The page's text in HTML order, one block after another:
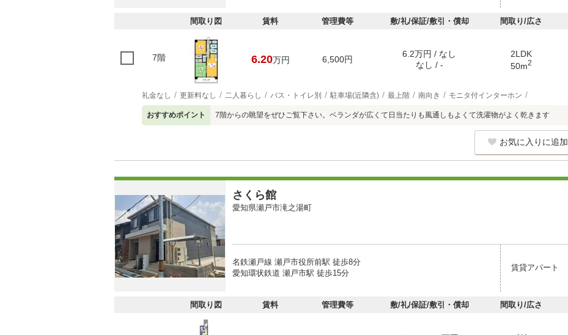
間取り図 賃料 管理費等 敷/礼/保証/敷引・償却 間取り/広さ
7階 6.20万円 6,500円
6.2万円 / なし
なし / -
2LDK
50m2
礼金なし 更新料なし 二人暮らし バス・トイレ別 駐車場(近隣含) 最上階 南向き モニタ付インターホン
おすすめポイント 7階からの眺望をぜひご覧下さい。ベランダが広くて日当たりも風通しもよくて洗濯物がよく乾きます
お気に入りに追加
さくら館
愛知県瀬戸市滝之湯町
名鉄瀬戸線 瀬戸市役所前駅 徒歩8分
愛知環状鉄道 瀬戸市駅 徒歩15分
賃貸アパート
間取り図 賃料 管理費等 敷/礼/保証/敷引・償却 間取り/広さ